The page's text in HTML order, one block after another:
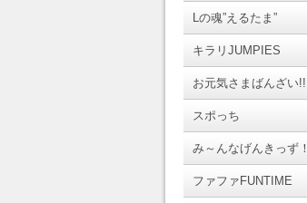
Lの魂”えるたま”
キラリJUMPIES
お元気さまばんざい!!
スポっち
み～んなげんきっず！
ファファFUNTIME